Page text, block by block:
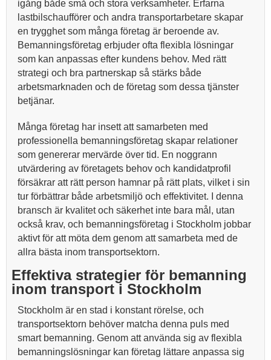
igång både små och stora verksamheter. Erfarna
lastbilschaufförer och andra transportarbetare skapar
en trygghet som många företag är beroende av.
Bemanningsföretag erbjuder ofta flexibla lösningar
som kan anpassas efter kundens behov. Med rätt
strategi och bra partnerskap så stärks både
arbetsmarknaden och de företag som dessa tjänster
betjänar.
Många företag har insett att samarbeten med
professionella bemanningsföretag skapar relationer
som genererar mervärde över tid. En noggrann
utvärdering av företagets behov och kandidatprofil
försäkrar att rätt person hamnar på rätt plats, vilket i sin
tur förbättrar både arbetsmiljö och effektivitet. I denna
bransch är kvalitet och säkerhet inte bara mål, utan
också krav, och bemanningsföretag i Stockholm jobbar
aktivt för att möta dem genom att samarbeta med de
allra bästa inom transportsektorn.
Effektiva strategier för bemanning
inom transport i Stockholm
Stockholm är en stad i konstant rörelse, och
transportsektorn behöver matcha denna puls med
smart bemanning. Genom att använda sig av flexibla
bemanningslösningar kan företag lättare anpassa sig